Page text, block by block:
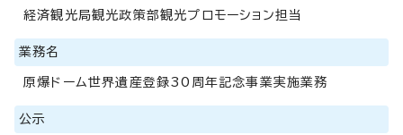
経済観光局観光政策部観光プロモーション担当
業務名
原爆ドーム世界遺産登録30周年記念事業実施業務
公示